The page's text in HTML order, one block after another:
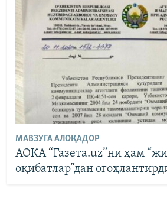
МАВЗУГА АЛОҚАДОР
АОКА “Газета.uz”ни ҳам
оқибатлар”дан